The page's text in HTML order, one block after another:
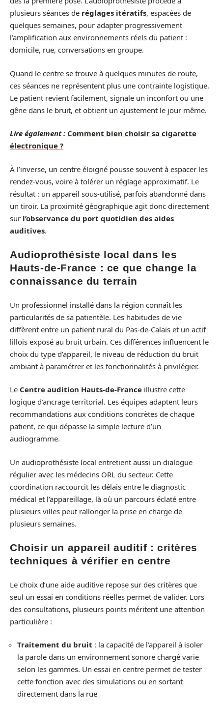
plusieurs séances de réglages itératifs, espacées de
quelques semaines, pour adapter progressivement
l’amplification aux environnements réels du patient :
domicile, rue, conversations en groupe.
Quand le centre se trouve à quelques minutes de route,
ces séances ne représentent plus une contrainte logistique.
Le patient revient facilement, signale un inconfort ou une
gêne dans le bruit, et obtient un ajustement le jour même.
Lire également : Comment bien choisir sa cigarette
électronique ?
À l’inverse, un centre éloigné pousse souvent à espacer les
rendez-vous, voire à tolérer un réglage approximatif. Le
résultat : un appareil sous-utilisé, parfois abandonné dans
un tiroir. La proximité géographique agit donc directement
sur l’observance du port quotidien des aides
auditives.
Audioprothésiste local dans les
Hauts-de-France : ce que change la
connaissance du terrain
Un professionnel installé dans la région connaît les
particularités de sa patientèle. Les habitudes de vie
diffèrent entre un patient rural du Pas-de-Calais et un actif
lillois exposé au bruit urbain. Ces différences influencent le
choix du type d’appareil, le niveau de réduction du bruit
ambiant à paramétrer et les fonctionnalités à privilégier.
Le Centre audition Hauts-de-France illustre cette
logique d’ancrage territorial. Les équipes adaptent leurs
recommandations aux conditions concrètes de chaque
patient, ce qui dépasse la simple lecture d’un
audiogramme.
Un audioprothésiste local entretient aussi un dialogue
régulier avec les médecins ORL du secteur. Cette
coordination raccourcit les délais entre le diagnostic
médical et l’appareillage, là où un parcours éclaté entre
plusieurs villes peut rallonger la prise en charge de
plusieurs semaines.
Choisir un appareil auditif : critères
techniques à vérifier en centre
Le choix d’une aide auditive repose sur des critères que
seul un essai en conditions réelles permet de valider. Lors
des consultations, plusieurs points méritent une attention
particulière :
Traitement du bruit : la capacité de l’appareil à isoler
la parole dans un environnement sonore chargé varie
selon les gammes. Un essai en centre permet de tester
cette fonction avec des simulations ou en sortant
directement dans la rue